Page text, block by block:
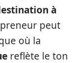
à
peut
où la
reflète le ton